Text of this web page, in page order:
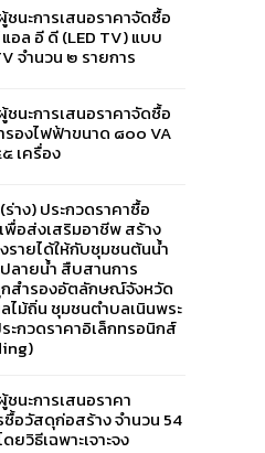
ชนะการเสนอราคาจัดซื้อ
อล อี ดี (LED TV) แบบ
จำนวน ๒ รายการ
ชนะการเสนอราคาจัดซื้อ
รองไฟฟ้าขนาด ๘๐๐ VA
เครื่อง
ร่าง) ประกวดราคาซื้อ
อส่งเสริมอาชีพ สร้าง
รายได้ให้กับชุมชนต้นน้ำ
ลายน้ำ สืบสานการ
สำรองอัตลักษณ์จังหวัด
ไม้ถิ่น ชุมชนตำบลเนินพระ
ะกวดราคาอิเล็กทรอนิกส์
ชนะการเสนอราคา
ซื้อวัสดุก่อสร้าง จำนวน 54
ยวิธีเฉพาะเจาะจง